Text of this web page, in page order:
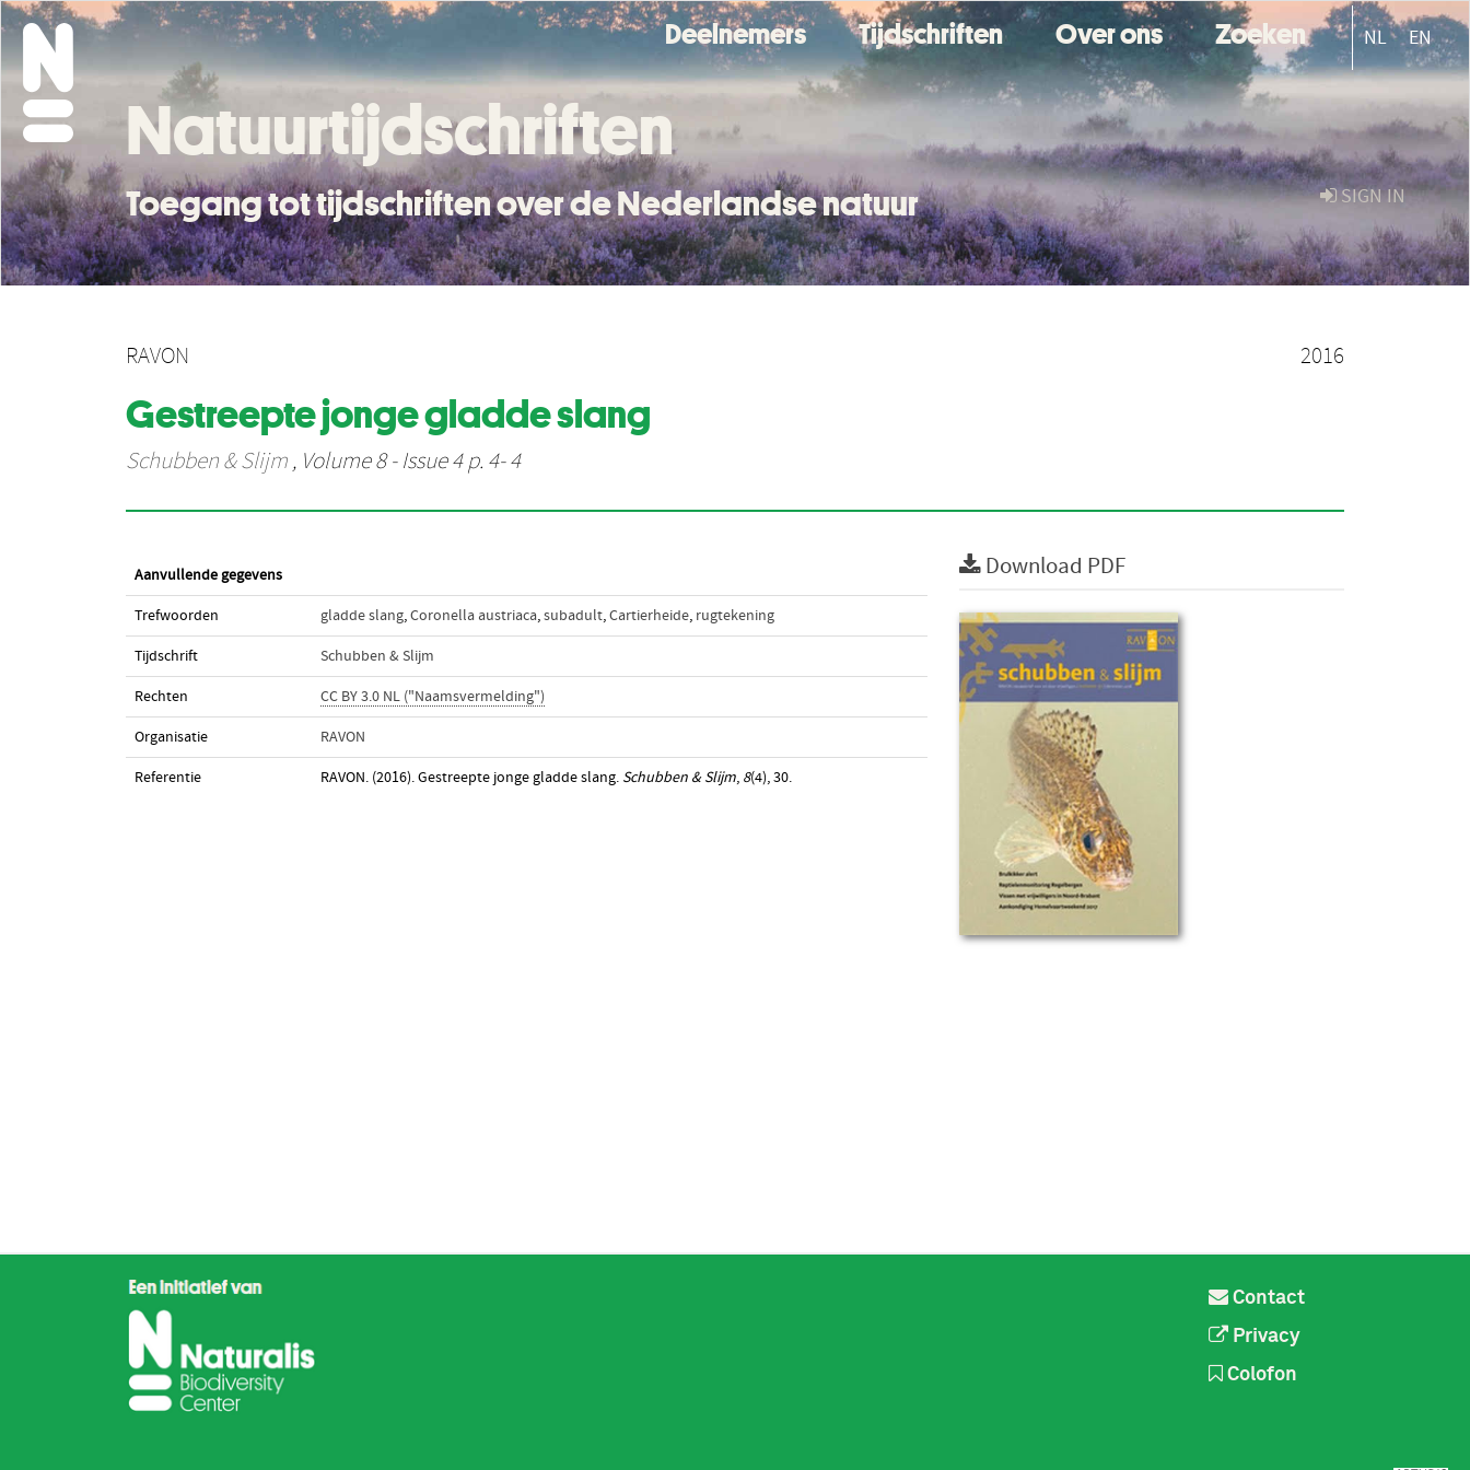
Deelnemers Tijdschriften Over ons Zoeken NL EN
SIGN IN
Natuurtijdschriften
Toegang tot tijdschriften over de Nederlandse natuur
RAVON 2016
Gestreepte jonge gladde slang
Schubben & Slijm, Volume 8 - Issue 4 p. 4- 4
Aanvullende gegevens
Trefwoorden gladde slang,Coronella austriaca,subadult,Cartierheide, rugtekening
Tijdschrift Schubben & Slijm
Rechten CC BY 3.0 NL ("Naamsvermelding")
Organisatie RAVON
Referentie RAVON. (2016). Gestreepte jonge gladde slang. Schubben & Slijm, 8(4), 30.
Download PDF
Contact
Privacy
Colofon